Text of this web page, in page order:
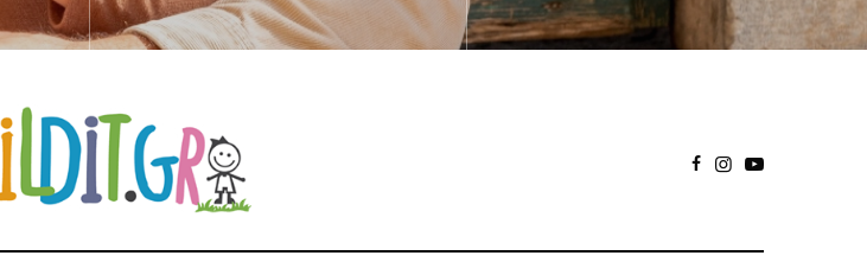
ΠΕΡΙΣΣΌΤΕΡΑ ΠΕΡΙΣΣΌΤΕΡΑ